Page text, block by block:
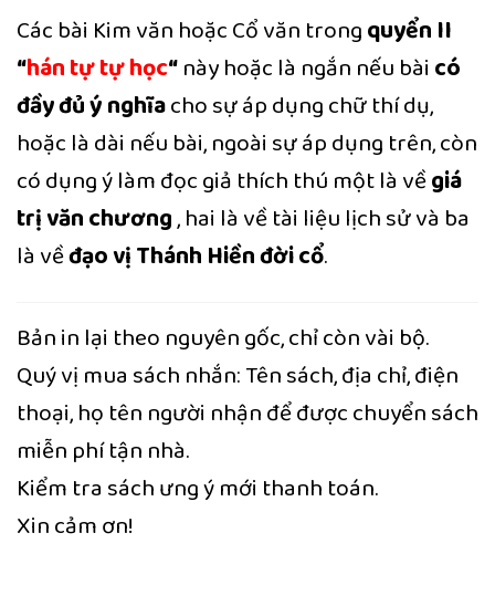
Các bài Kim văn hoặc Cổ văn trongquyển II
“hán tự tự học“này hoặc là ngắn nếu bài có
đầy đủ ý nghĩacho sự áp dụng chữ thí dụ,
hoặc là dài nếu bài, ngoài sự áp dụng trên, còn
có dụng ý làm đọc giả thích thú một là vềgiá
trị văn chương, hai là về tài liệu lịch sử và ba
là vềđạo vị Thánh Hiền đời cổ.
Bản in lại theo nguyên gốc, chỉ còn vài bộ.
Quý vị mua sách nhắn: Tên sách, địa chỉ, điện
thoại, họ tên người nhận để được chuyển sách
miễn phí tận nhà.
Kiểm tra sách ưng ý mới thanh toán.
Xin cảm ơn!